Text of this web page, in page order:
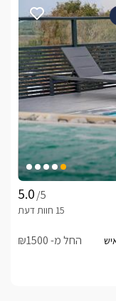
/5
החל מ- ₪1500